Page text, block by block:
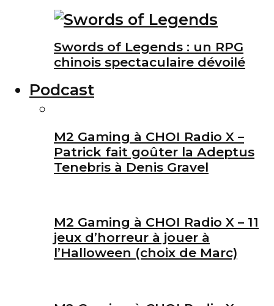
Swords of Legends : un RPG
chinois spectaculaire dévoilé
Podcast
M2 Gaming à CHOI Radio X –
Patrick fait goûter la Adeptus
Tenebris à Denis Gravel
M2 Gaming à CHOI Radio X – 11
jeux d’horreur à jouer à
l’Halloween (choix de Marc)